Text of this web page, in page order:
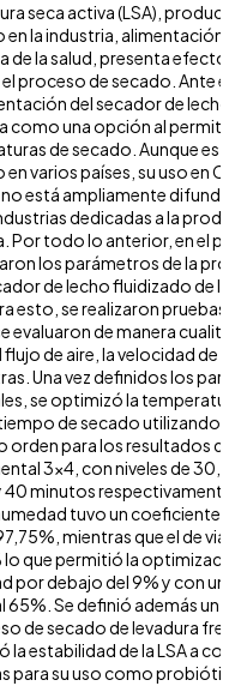
seca activa (LSA),
en la industria, alimentación
de la salud, presenta
proceso de secado. Ante
del secador de
como una opción al permitir
de secado. Aunque
en varios países, su uso en
está ampliamente
dedicadas a la
Por todo lo anterior, en el
los parámetros de la
de lecho fluidizado de la
esto, se realizaron
evaluaron de manera
de aire, la velocidad de
Una vez definidos los
se optimizó la
de secado utilizando
orden para los resultados
3x4, con niveles de 30,
40 minutos
tuvo un coeficiente
mientras que el de
que permitió la
por debajo del 9% y con
65%. Se definió además un
de secado de levadura
la estabilidad de la LSA a
para su uso como